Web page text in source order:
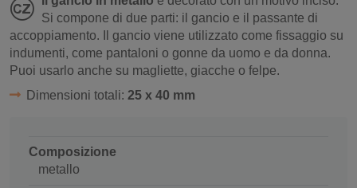
Si compone di due parti: il gancio e il passante di
accoppiamento. Il gancio viene utilizzato come fissaggio su
indumenti, come pantaloni o gonne da uomo e da donna.
Puoi usarlo anche su magliette, giacche o felpe.
Dimensioni totali: 25 x 40 mm
Composizione
metallo